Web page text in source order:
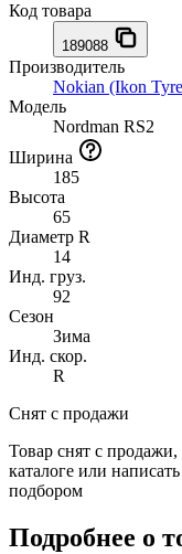
Код товара
189088
Производитель
Nokian (Ikon
Модель
Nordman RS2
Ширина
185
Высота
65
Диаметр R
14
Инд. груз.
92
Сезон
Зима
Инд. скор.
R
Снят с продажи
Товар снят с
каталоге или
подбором
Подробнее о